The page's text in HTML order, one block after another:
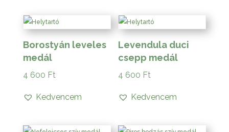
Borostyán leveles
medál
4 600 Ft
Kedvencem
Levendula duci
csepp medál
4 600 Ft
Kedvencem